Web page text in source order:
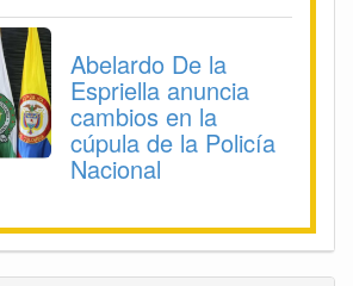
Abelardo De la
Espriella anuncia
cambios en la
cúpula de la Policía
Nacional